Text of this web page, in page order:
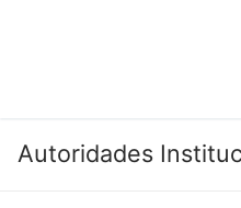
Autoridades